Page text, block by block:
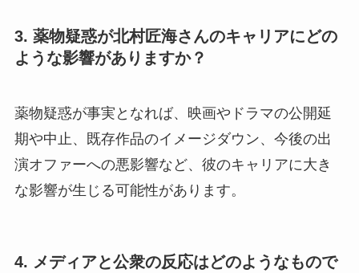
3. 薬物疑惑が北村匠海さんのキャリアにどの
ような影響がありますか？
薬物疑惑が事実となれば、映画やドラマの公開延
期や中止、既存作品のイメージダウン、今後の出
演オファーへの悪影響など、彼のキャリアに大き
な影響が生じる可能性があります。
4. メディアと公衆の反応はどのようなもので